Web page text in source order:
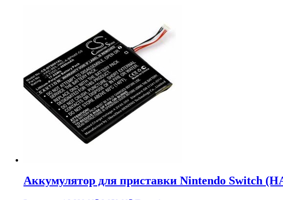
Аккумулятор для приставки Nintendo Switch